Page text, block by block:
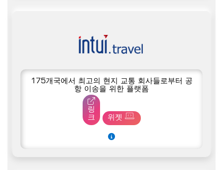
175개국에서 최고의 현지 교통 회사들로부터 공
항 이송을 위한 플랫폼
링
크
위젯